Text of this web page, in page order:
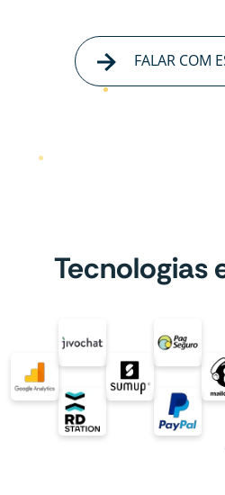
FALAR COM
Tecnologias